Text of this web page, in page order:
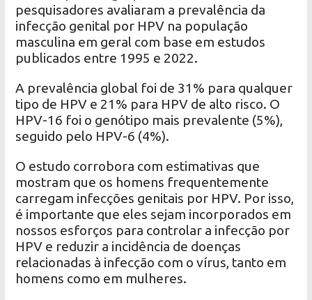
pesquisadores avaliaram a prevalência da
infecção genital por HPV na população
masculina em geral com base em estudos
publicados entre 1995 e 2022.
A prevalência global foi de 31% para qualquer
tipo de HPV e 21% para HPV de alto risco. O
HPV-16 foi o genótipo mais prevalente (5%),
seguido pelo HPV-6 (4%).
O estudo corrobora com estimativas que
mostram que os homens frequentemente
carregam infecções genitais por HPV. Por isso,
é importante que eles sejam incorporados em
nossos esforços para controlar a infecção por
HPV e reduzir a incidência de doenças
relacionadas à infecção com o vírus, tanto em
homens como em mulheres.